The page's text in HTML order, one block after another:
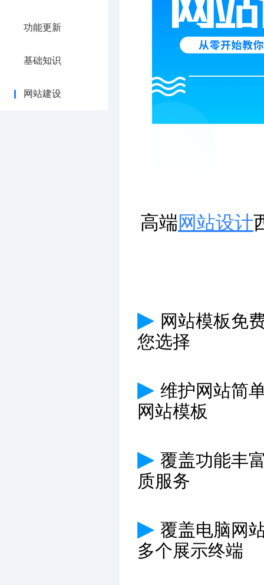
功能更新
基础知识
网站建设
高端网站设计
▶ 网站模板免
您选择
▶ 维护网站简
网站模板
▶ 覆盖功能丰
质服务
▶ 覆盖电脑网
多个展示终端